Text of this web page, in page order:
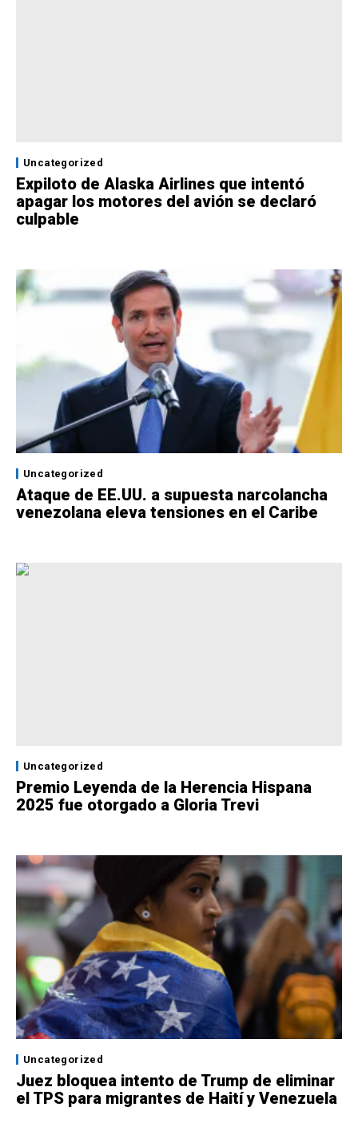
Uncategorized
Expiloto de Alaska Airlines que intentó
apagar los motores del avión se declaró
culpable
Uncategorized
Ataque de EE.UU. a supuesta narcolancha
venezolana eleva tensiones en el Caribe
Uncategorized
Premio Leyenda de la Herencia Hispana
2025 fue otorgado a Gloria Trevi
Uncategorized
Juez bloquea intento de Trump de eliminar
el TPS para migrantes de Haití y Venezuela